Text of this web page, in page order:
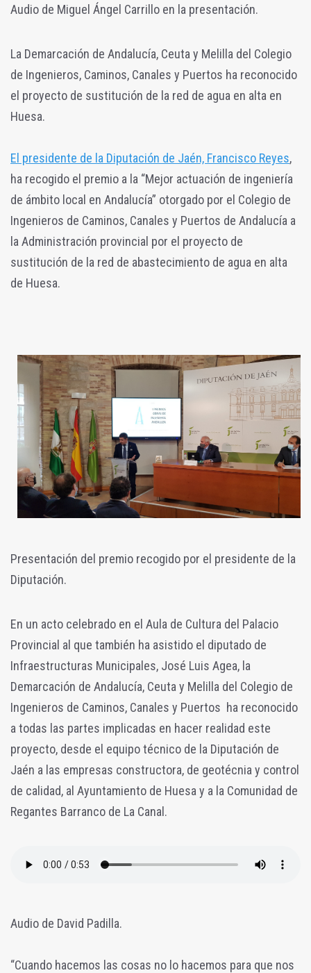
Audio de Miguel Ángel Carrillo en la presentación.
La Demarcación de Andalucía, Ceuta y Melilla del Colegio
de Ingenieros, Caminos, Canales y Puertos ha reconocido
el proyecto de sustitución de la red de agua en alta en
Huesa.
El presidente de la Diputación de Jaén, Francisco Reyes,
ha recogido el premio a la “Mejor actuación de ingeniería
de ámbito local en Andalucía” otorgado por el Colegio de
Ingenieros de Caminos, Canales y Puertos de Andalucía a
la Administración provincial por el proyecto de
sustitución de la red de abastecimiento de agua en alta
de Huesa.
Presentación del premio recogido por el presidente de la
Diputación.
En un acto celebrado en el Aula de Cultura del Palacio
Provincial al que también ha asistido el diputado de
Infraestructuras Municipales, José Luis Agea, la
Demarcación de Andalucía, Ceuta y Melilla del Colegio de
Ingenieros de Caminos, Canales y Puertos ha reconocido
a todas las partes implicadas en hacer realidad este
proyecto, desde el equipo técnico de la Diputación de
Jaén a las empresas constructora, de geotécnia y control
de calidad, al Ayuntamiento de Huesa y a la Comunidad de
Regantes Barranco de La Canal.
Audio de David Padilla.
“Cuando hacemos las cosas no lo hacemos para que nos